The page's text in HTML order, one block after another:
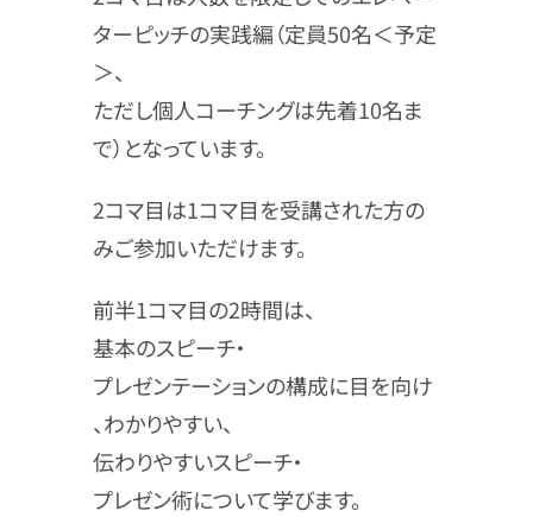
ターピッチの実践編（定員50名＜予定
＞、
ただし個人コーチングは先着10名ま
で）となっています。
2コマ目は1コマ目を受講された方の
みご参加いただけます。
前半1コマ目の2時間は、
基本のスピーチ・
プレゼンテーションの構成に目を向け
、わかりやすい、
伝わりやすいスピーチ・
プレゼン術について学びます。